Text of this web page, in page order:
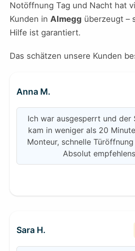
Notöffnung Tag und Nacht hat
Kunden in Almegg überzeugt –
Hilfe ist garantiert.
Das schätzen unsere Kunden
Anna M.
Ich war ausgesperrt und der
kam in weniger als 20
Monteur, schnelle
Absolut
Sara H.